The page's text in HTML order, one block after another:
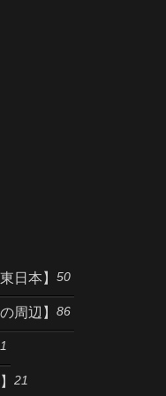
日本】 50
周辺】 86
21